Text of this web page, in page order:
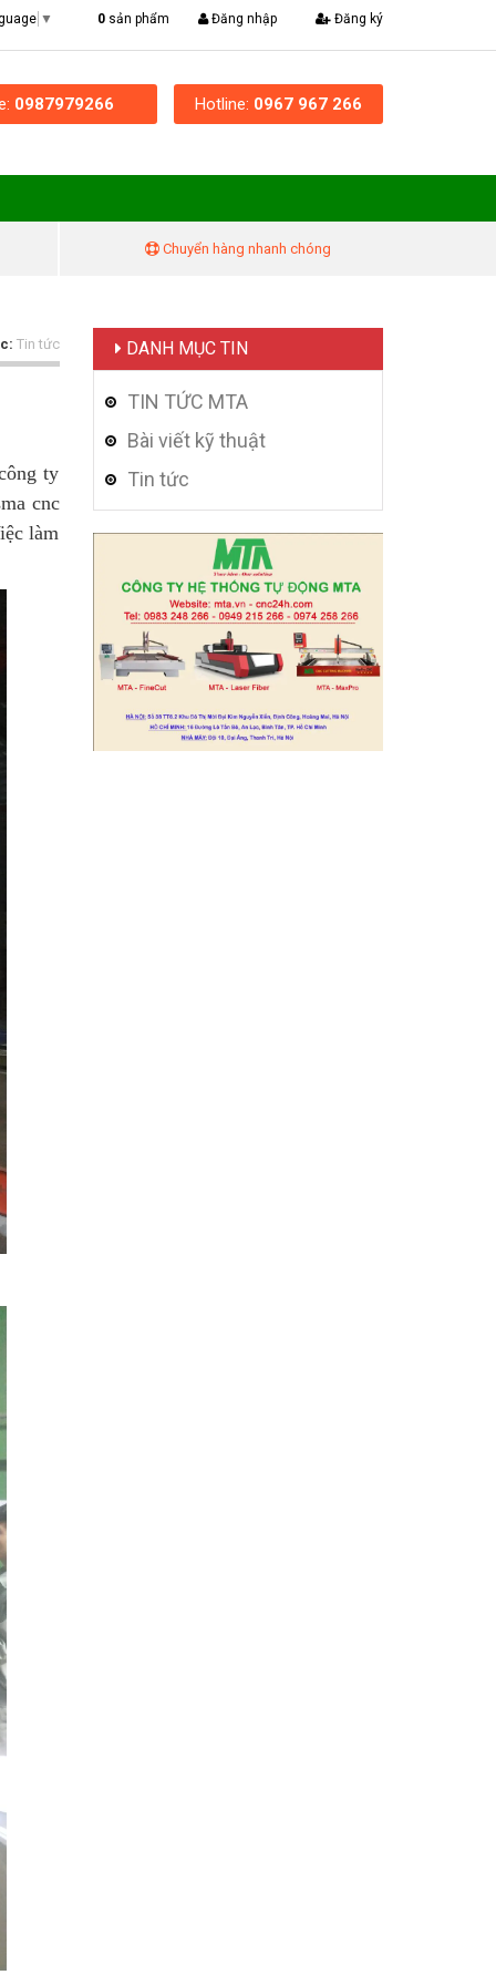
▼ 0 sản phẩm Đăng nhập Đăng ký
0987979266 Hotline: 0967 967 266
Chuyển hàng nhanh chóng
Tin tức
ty
cnc
làm
DANH MỤC TIN
TIN TỨC MTA
Bài viết kỹ thuật
Tin tức